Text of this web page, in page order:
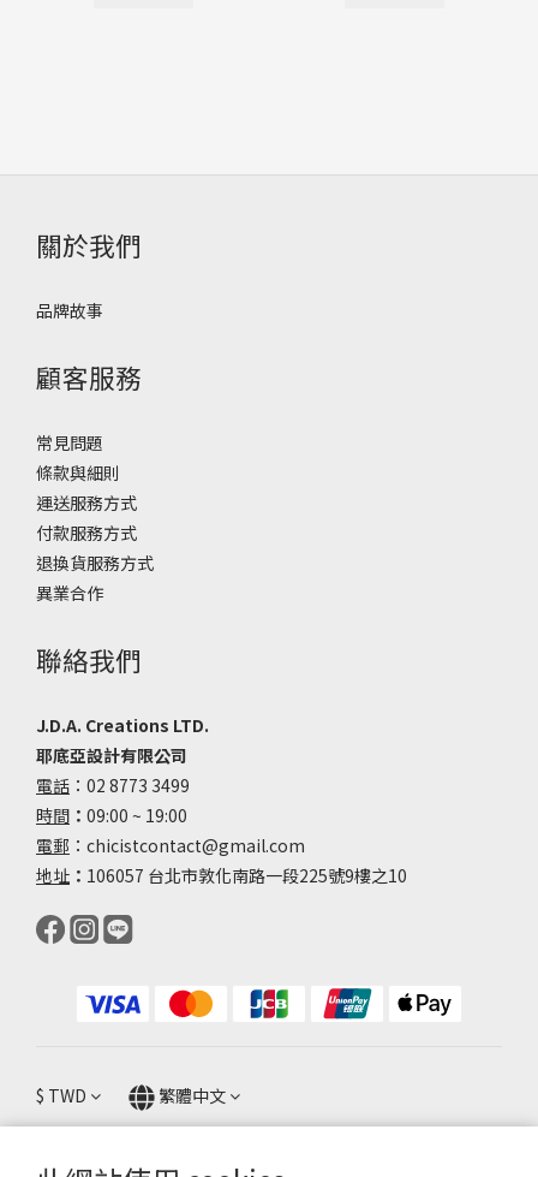
關於我們
品牌故事
顧客服務
常見問題
條款與細則
運送服務方式
付款服務方式
退換貨服務方式
異業合作
聯絡我們
J.D.A. Creations LTD.
耶底亞設計有限公司
電話 ：02 8773 3499
時間 ： 09:00 ~ 19:00
電郵 ：chicistcontact@gmail.com
地址 ： 106057 台北市敦化南路一段225號9樓之10
$ TWD 繁體中文